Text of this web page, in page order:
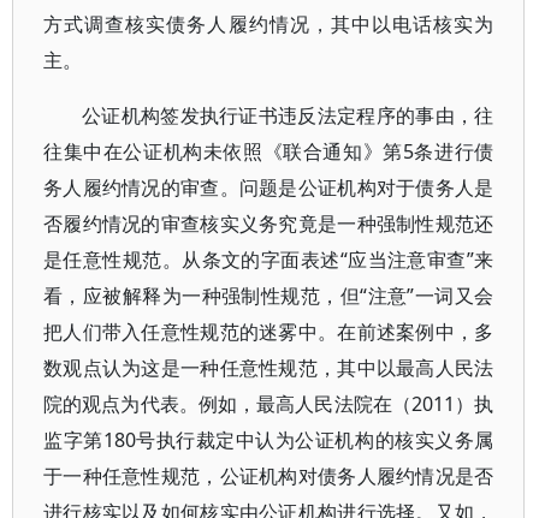
方式调查核实债务人履约情况，其中以电话核实为
主。
公证机构签发执行证书违反法定程序的事由，往
往集中在公证机构未依照《联合通知》第5条进行债
务人履约情况的审查。问题是公证机构对于债务人是
否履约情况的审查核实义务究竟是一种强制性规范还
是任意性规范。从条文的字面表述“应当注意审查”来
看，应被解释为一种强制性规范，但“注意”一词又会
把人们带入任意性规范的迷雾中。在前述案例中，多
数观点认为这是一种任意性规范，其中以最高人民法
院的观点为代表。例如，最高人民法院在（2011）执
监字第180号执行裁定中认为公证机构的核实义务属
于一种任意性规范，公证机构对债务人履约情况是否
进行核实以及如何核实由公证机构进行选择。又如，